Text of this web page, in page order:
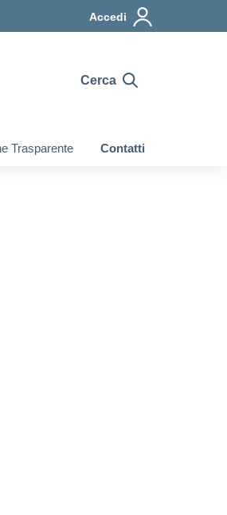
Accedi
Cerca
Trasparente Contatti